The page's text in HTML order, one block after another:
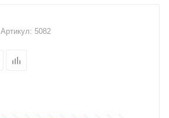
Артикул: 5082